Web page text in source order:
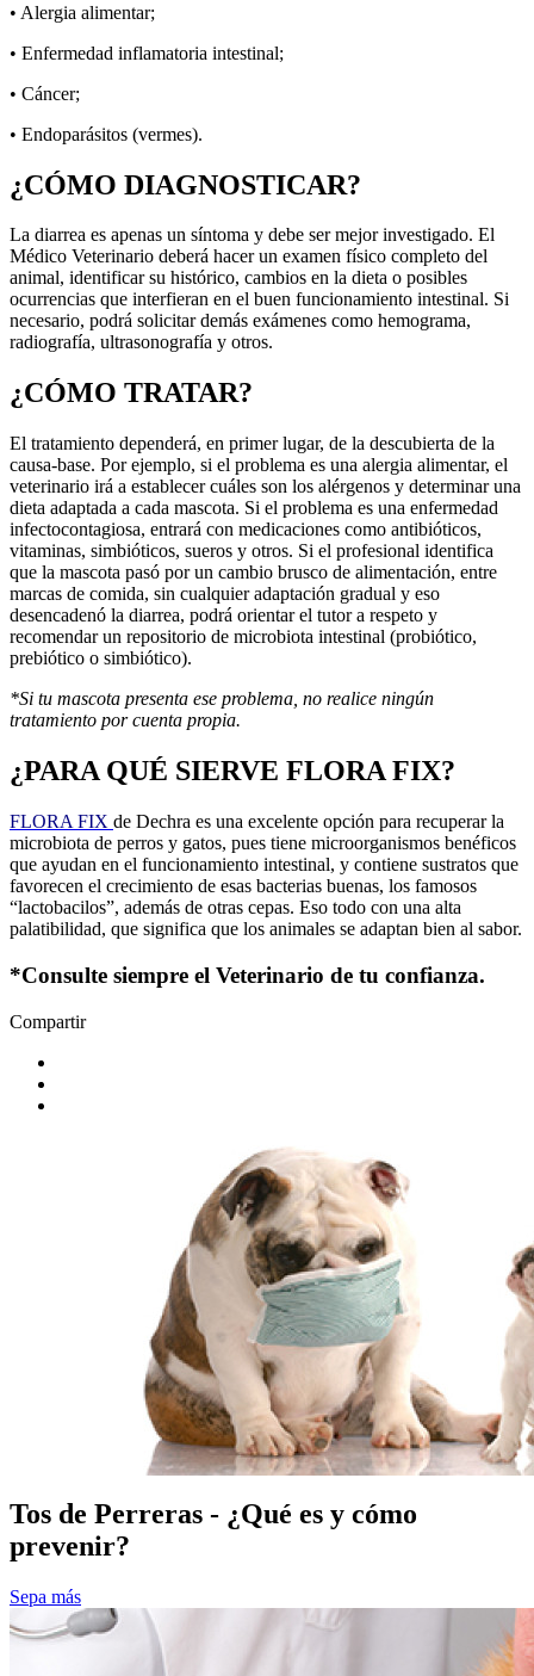
• Alergia alimentar;
• Enfermedad inflamatoria intestinal;
• Cáncer;
• Endoparásitos (vermes).
¿CÓMO DIAGNOSTICAR?
La diarrea es apenas un síntoma y debe ser mejor investigado. El
Médico Veterinario deberá hacer un examen físico completo del
animal, identificar su histórico, cambios en la dieta o posibles
ocurrencias que interfieran en el buen funcionamiento intestinal. Si
necesario, podrá solicitar demás exámenes como hemograma,
radiografía, ultrasonografía y otros.
¿CÓMO TRATAR?
El tratamiento dependerá, en primer lugar, de la descubierta de la
causa-base. Por ejemplo, si el problema es una alergia alimentar, el
veterinario irá a establecer cuáles son los alérgenos y determinar una
dieta adaptada a cada mascota. Si el problema es una enfermedad
infectocontagiosa, entrará con medicaciones como antibióticos,
vitaminas, simbióticos, sueros y otros. Si el profesional identifica
que la mascota pasó por un cambio brusco de alimentación, entre
marcas de comida, sin cualquier adaptación gradual y eso
desencadenó la diarrea, podrá orientar el tutor a respeto y
recomendar un repositorio de microbiota intestinal (probiótico,
prebiótico o simbiótico).
*Si tu mascota presenta ese problema, no realice ningún
tratamiento por cuenta propia.
¿PARA QUÉ SIERVE FLORA FIX?
FLORA FIX de Dechra es una excelente opción para recuperar la
microbiota de perros y gatos, pues tiene microorganismos benéficos
que ayudan en el funcionamiento intestinal, y contiene sustratos que
favorecen el crecimiento de esas bacterias buenas, los famosos
“lactobacilos”, además de otras cepas. Eso todo con una alta
palatibilidad, que significa que los animales se adaptan bien al sabor.
*Consulte siempre el Veterinario de tu confianza.
Compartir
Tos de Perreras - ¿Qué es y cómo
prevenir?
Sepa más